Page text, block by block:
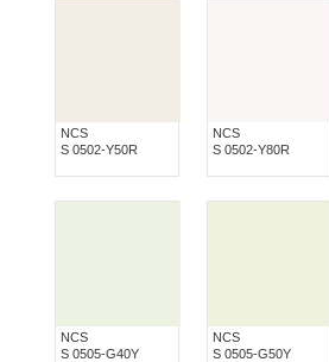
NCS
S 0502-Y50R
NCS
S 0502-Y80R
NCS
S 0505-G40Y
NCS
S 0505-G50Y